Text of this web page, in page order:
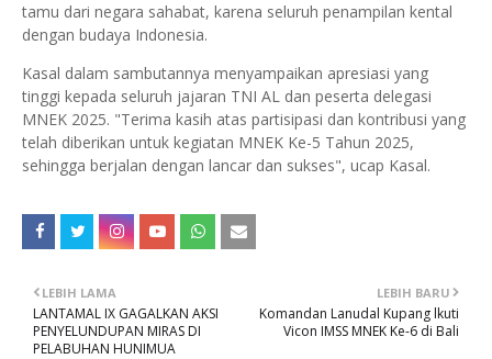
tamu dari negara sahabat, karena seluruh penampilan kental
dengan budaya Indonesia.
Kasal dalam sambutannya menyampaikan apresiasi yang
tinggi kepada seluruh jajaran TNI AL dan peserta delegasi
MNEK 2025. "Terima kasih atas partisipasi dan kontribusi yang
telah diberikan untuk kegiatan MNEK Ke-5 Tahun 2025,
sehingga berjalan dengan lancar dan sukses", ucap Kasal.
LEBIH BARU
Komandan Lanudal Kupang lkuti
Vicon IMSS MNEK Ke-6 di Bali
LEBIH LAMA
LANTAMAL IX GAGALKAN AKSI
PENYELUNDUPAN MIRAS DI
PELABUHAN HUNIMUA